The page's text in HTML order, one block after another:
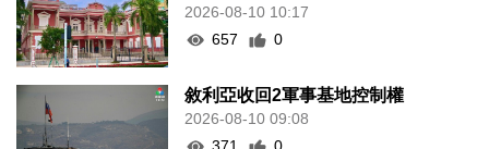
2026-08-10 10:17
657
0
敘利亞收回2軍事基地控制權
2026-08-10 09:08